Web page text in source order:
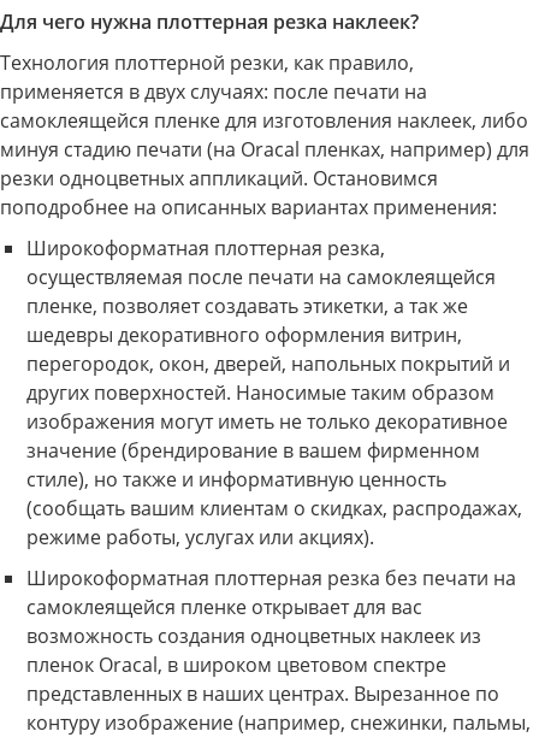
Для чего нужна плоттерная резка наклеек?
Технология плоттерной резки, как правило,
применяется в двух случаях: после печати на
самоклеящейся пленке для изготовления наклеек, либо
минуя стадию печати (на Oracal пленках, например) для
резки одноцветных аппликаций. Остановимся
поподробнее на описанных вариантах применения:
Широкоформатная плоттерная резка,
осуществляемая после печати на самоклеящейся
пленке, позволяет создавать этикетки, а так же
шедевры декоративного оформления витрин,
перегородок, окон, дверей, напольных покрытий и
других поверхностей. Наносимые таким образом
изображения могут иметь не только декоративное
значение (брендирование в вашем фирменном
стиле), но также и информативную ценность
(сообщать вашим клиентам о скидках, распродажах,
режиме работы, услугах или акциях).
Широкоформатная плоттерная резка без печати на
самоклеящейся пленке открывает для вас
возможность создания одноцветных наклеек из
пленок Oracal, в широком цветовом спектре
представленных в наших центрах. Вырезанное по
контуру изображение (например, снежинки, пальмы,